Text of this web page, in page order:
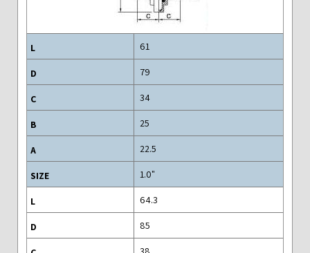
61
79
34
"1.0
64.3
85